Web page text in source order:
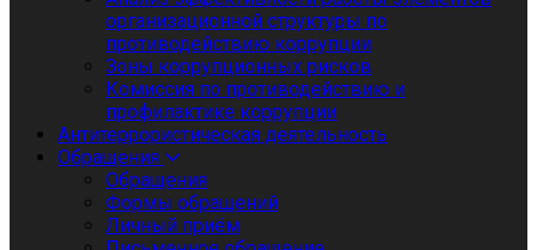
организационной структуры по
противодействию коррупции
Зоны коррупционных рисков
Комиссия по противодействию и
профилактике коррупции
Антитеррористическая деятельность
Обращения
Обращения
Формы обращений
Личный приём